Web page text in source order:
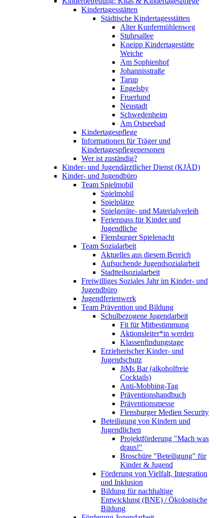
Kindertagesstätten
Städtische Kindertagesstätten
Alter Kupfermühlenweg
Stuhrsallee
Kneipp Kindertagestätte
Weiche
Am Sophienhof
Johannisstraße
Tarup
Engelsby
Fruerlund
Neustadt
Schwedenheim
Am Ostseebad
Kindertagespflege
Informationen für Träger und
Kindertagespflegepersonen
Wer ist zuständig?
Kinder- und Jugendärztlicher Dienst (KJÄD)
Kinder- und Jugendbüro
Team Spielmobil
Spielmobil
Spielplätze
Spielgeräte- und Materialverleih
Ferienpass für Kinder und
Jugendliche
Flensburger Spielenacht
Team Sozialarbeit
Aktuelles aus diesem Bereich
Aufsuchende Jugendsozialarbeit
Stadtteilsozialarbeit
Freiwilliges Soziales Jahr im Kinder- und
Jugendbüro
Jugendferienwerk
Team Prävention und Bildung
Schulbezogene Jugendarbeit
Fit für Mitbestimmung
Aktionsleiter*in werden
Klassenfindungstage
Erzieherischer Kinder- und
Jugendschutz
JiMs Bar (alkoholfreie
Cocktails)
Anti-Mobbing-Tag
Präventionshandbuch
Präventionsmesse
Flensburger Medien Security
Beteiligung von Kindern und
Jugendlichen
Projektförderung "Mach was
draus!"
Broschüre "Beteiligung" für
Kinder & Jugend
Förderung von Vielfalt, Integration
und Inklusion
Bildung für nachhaltige
Entwicklung (BNE) / Ökologische
Bildung